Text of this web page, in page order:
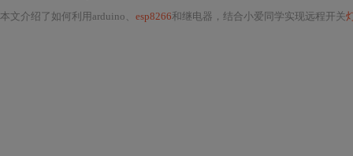
本文介绍了如何利用arduino、 esp8266和继电器，结合小爱同学实现远程开关